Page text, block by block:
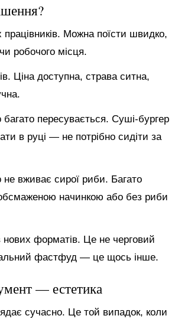
Можна поїсти швидко,
робочого місця.
Ціна доступна, страва ситна,
пересувається. Суші-бургер
в руці — не потрібно сидіти за
вживає сирої риби. Багато
обсмаженою начинкою або без риби
форматів. Це не черговий
фастфуд — це щось інше.
— естетика
сучасно. Це той випадок, коли